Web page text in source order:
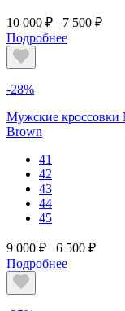
10 000 ₽
7 500 ₽
Подробнее
-28%
Мужские кроссовки
Brown
41
42
43
44
45
9 000 ₽
6 500 ₽
Подробнее